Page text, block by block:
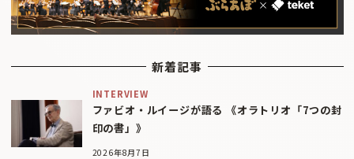
新着記事
INTERVIEW
ファビオ・ルイージが語る 《オラトリオ「7つの封
印の書」》
2026年8月7日